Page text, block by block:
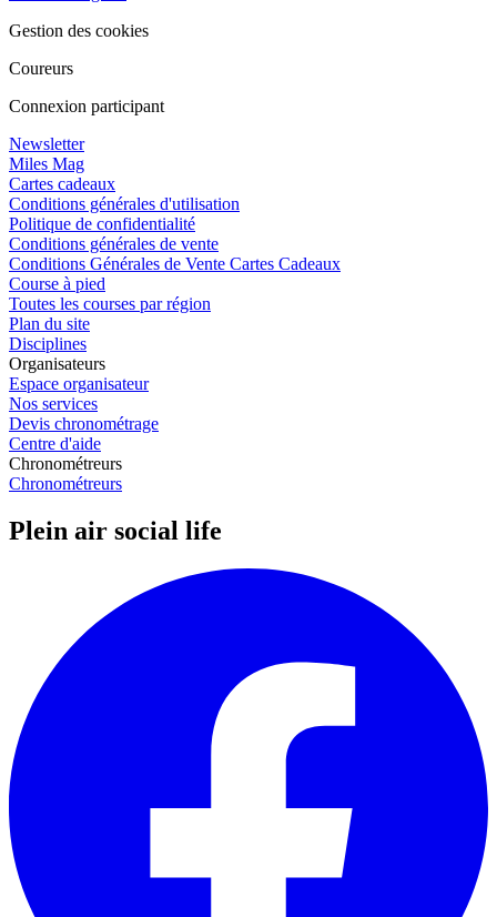
Gestion des cookies
Coureurs
Connexion participant
Newsletter
Miles Mag
Cartes cadeaux
Conditions générales d'utilisation
Politique de confidentialité
Conditions générales de vente
Conditions Générales de Vente Cartes Cadeaux
Course à pied
Toutes les courses par région
Plan du site
Disciplines
Organisateurs
Espace organisateur
Nos services
Devis chronométrage
Centre d'aide
Chronométreurs
Chronométreurs
Plein air social life